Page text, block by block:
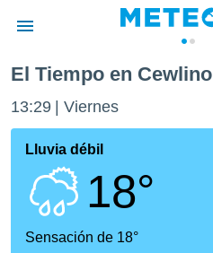
de
por
se
calidad.
a este
las
El Tiempo en Cewlino
13:29 Viernes
Lluvia débil
18°
Sensación de 18°